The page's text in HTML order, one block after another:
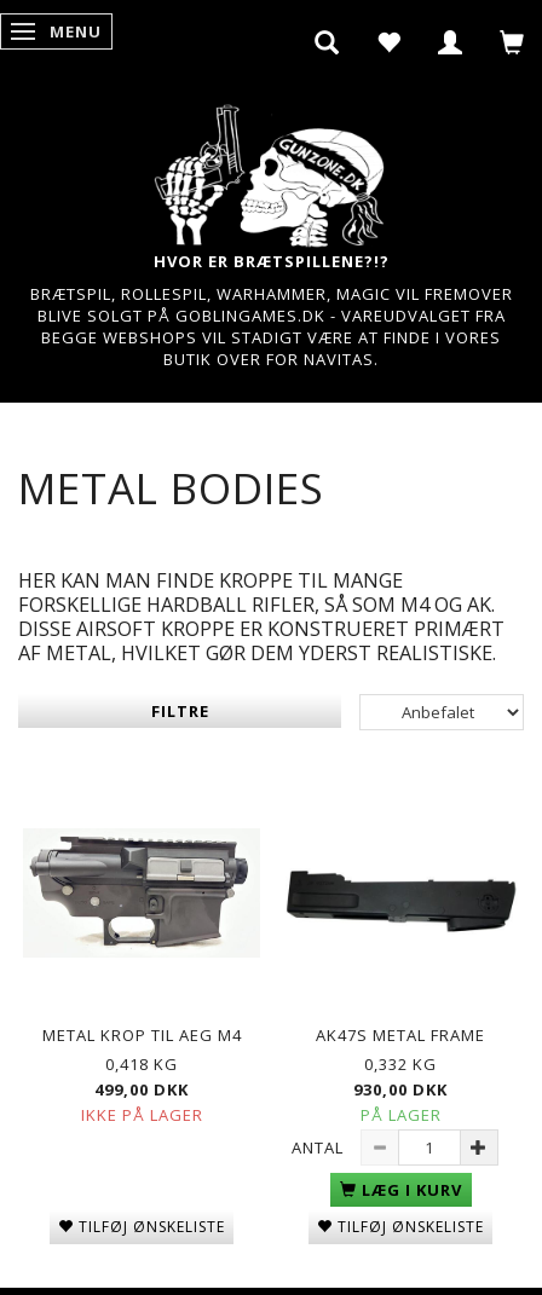
SKIFTE NAVIGATION
MENU
HVOR ER BRÆTSPILLENE?!?
BRÆTSPIL, ROLLESPIL, WARHAMMER, MAGIC VIL FREMOVER
BLIVE SOLGT PÅ GOBLINGAMES.DK - VAREUDVALGET FRA
BEGGE WEBSHOPS VIL STADIGT VÆRE AT FINDE I VORES
BUTIK OVER FOR NAVITAS.
METAL BODIES
HER KAN MAN FINDE KROPPE TIL MANGE
FORSKELLIGE HARDBALL RIFLER, SÅ SOM M4 OG AK.
DISSE AIRSOFT KROPPE ER KONSTRUERET PRIMÆRT
AF METAL, HVILKET GØR DEM YDERST REALISTISKE.
FILTRE
METAL KROP TIL AEG M4
0,418 KG
499,00 DKK
IKKE PÅ LAGER
TILFØJ ØNSKELISTE
AK47S METAL FRAME
0,332 KG
930,00 DKK
PÅ LAGER
ANTAL
LÆG I KURV
TILFØJ ØNSKELISTE